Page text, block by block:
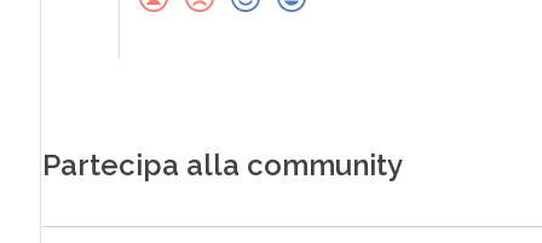
Partecipa alla community